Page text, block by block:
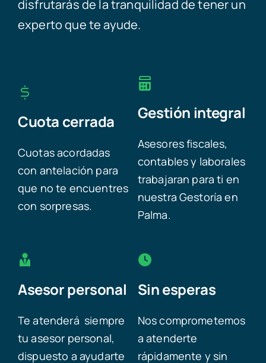
disfrutarás de la tranquilidad de tener un
experto que te ayude.
Cuota cerrada
Cuotas acordadas
con antelación para
que no te encuentres
con sorpresas.
Gestión integral
Asesores fiscales,
contables y laborales
trabajaran para ti en
nuestra Gestoría en
Palma.
Asesor personal
Te atenderá siempre
tu asesor personal,
dispuesto a ayudarte
Sin esperas
Nos comprometemos
a atenderte
rápidamente y sin